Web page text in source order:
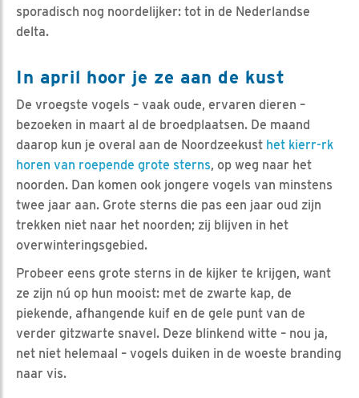
sporadisch nog noordelijker: tot in de Nederlandse
delta.
In april hoor je ze aan de kust
De vroegste vogels – vaak oude, ervaren dieren –
bezoeken in maart al de broedplaatsen. De maand
daarop kun je overal aan de Noordzeekust het kierr-rk
horen van roepende grote sterns, op weg naar het
noorden. Dan komen ook jongere vogels van minstens
twee jaar aan. Grote sterns die pas een jaar oud zijn
trekken niet naar het noorden; zij blijven in het
overwinteringsgebied.
Probeer eens grote sterns in de kijker te krijgen, want
ze zijn nú op hun mooist: met de zwarte kap, de
piekende, afhangende kuif en de gele punt van de
verder gitzwarte snavel. Deze blinkend witte – nou ja,
net niet helemaal – vogels duiken in de woeste branding
naar vis.